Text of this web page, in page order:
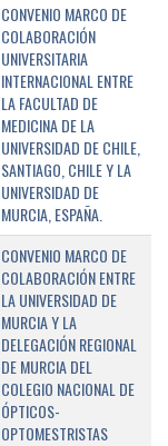
CONVENIO MARCO DE
COLABORACIÓN
UNIVERSITARIA
INTERNACIONAL ENTRE
LA FACULTAD DE
MEDICINA DE LA
UNIVERSIDAD DE CHILE,
SANTIAGO, CHILE Y LA
UNIVERSIDAD DE
MURCIA, ESPAÑA.
CONVENIO MARCO DE
COLABORACIÓN ENTRE
LA UNIVERSIDAD DE
MURCIA Y LA
DELEGACIÓN REGIONAL
DE MURCIA DEL
COLEGIO NACIONAL DE
ÓPTICOS-
OPTOMESTRISTAS